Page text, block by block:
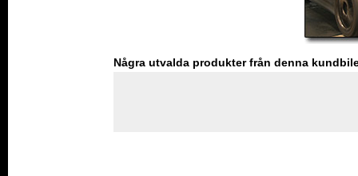
Några utvalda produkter från denna